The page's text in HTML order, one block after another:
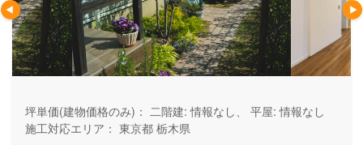
坪単価(建物価格のみ)： 二階建: 情報なし、 平屋: 情報なし
施工対応エリア： 東京都 栃木県